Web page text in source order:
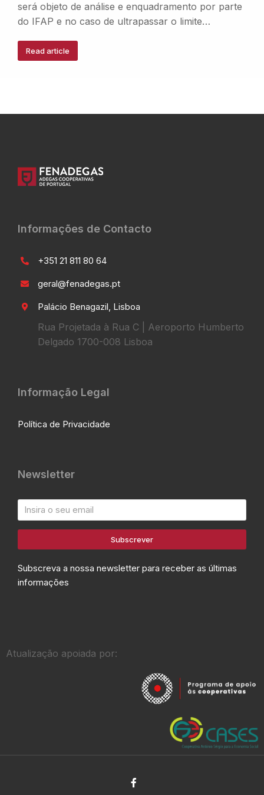
será objeto de análise e enquadramento por parte
do IFAP e no caso de ultrapassar o limite…
Read article
Informações de Contacto
+351 21 811 80 64
geral@fenadegas.pt
Palácio Benagazil, Lisboa
Rua Projetada à Rua C | Aeroporto Humberto
Delgado 1700-008 Lisboa
Informação Legal
Política de Privacidade
Newsletter
Subscrever
Subscreva a nossa newsletter para receber as últimas
informações
Atualização apoiada por: